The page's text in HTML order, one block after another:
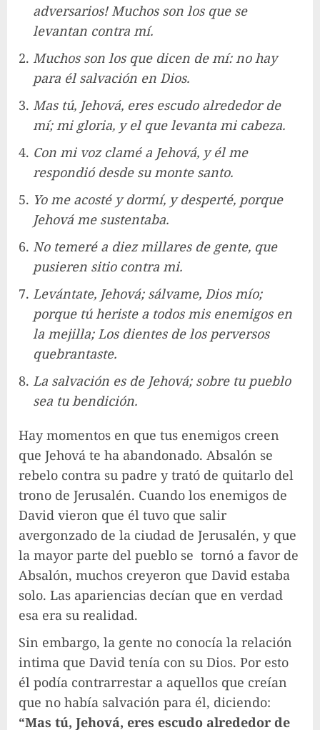
adversarios! Muchos son los que se
levantan contra mí.
Muchos son los que dicen de mí: no hay
para él salvación en Dios.
Mas tú, Jehová, eres escudo alrededor de
mí; mi gloria, y el que levanta mi cabeza.
Con mi voz clamé a Jehová, y él me
respondió desde su monte santo.
Yo me acosté y dormí, y desperté, porque
Jehová me sustentaba.
No temeré a diez millares de gente, que
pusieren sitio contra mi.
Levántate, Jehová; sálvame, Dios mío;
porque tú heriste a todos mis enemigos en
la mejilla; Los dientes de los perversos
quebrantaste.
La salvación es de Jehová; sobre tu pueblo
sea tu bendición.
Hay momentos en que tus enemigos creen
que Jehová te ha abandonado. Absalón se
rebelo contra su padre y trató de quitarlo del
trono de Jerusalén. Cuando los enemigos de
David vieron que él tuvo que salir
avergonzado de la ciudad de Jerusalén, y que
la mayor parte del pueblo se tornó a favor de
Absalón, muchos creyeron que David estaba
solo. Las apariencias decían que en verdad
esa era su realidad.
Sin embargo, la gente no conocía la relación
intima que David tenía con su Dios. Por esto
él podía contrarrestar a aquellos que creían
que no había salvación para él, diciendo:
“Mas tú, Jehová, eres escudo alrededor de